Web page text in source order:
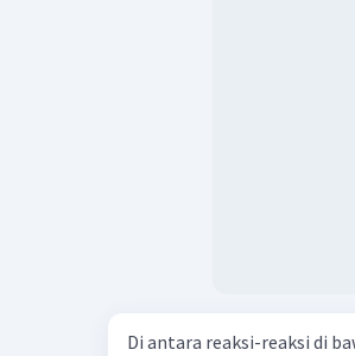
Di antara reaksi-reaksi di